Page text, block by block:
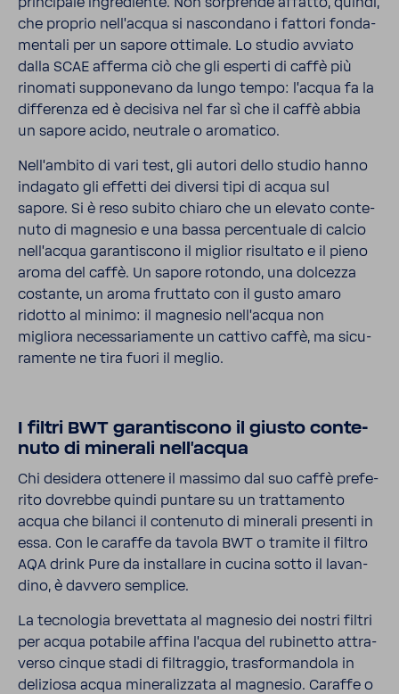
che proprio nell'acqua si nascon­dano i fattori fonda­
men­tali per un sapore otti­male. Lo studio avviato
dalla SCAE afferma ciò che gli esperti di caffè più
rino­mati suppo­ne­vano da lungo tempo: l'acqua fa la
diffe­renza ed è deci­siva nel far sì che il caffè abbia
un sapore acido, neutrale o aroma­tico.
Nell'am­bito di vari test, gli autori dello studio hanno
inda­gato gli effetti dei diversi tipi di acqua sul
sapore. Si è reso subito chiaro che un elevato conte­
nuto di magnesio e una bassa percen­tuale di calcio
nell'acqua garan­ti­scono il miglior risul­tato e il pieno
aroma del caffè. Un sapore rotondo, una dolcezza
costante, un aroma frut­tato con il gusto amaro
ridotto al minimo: il magnesio nell'acqua non
migliora neces­sa­ria­mente un cattivo caffè, ma sicu­
ra­mente ne tira fuori il meglio.
I filtri BWT garan­ti­scono il giusto conte­
nuto di mine­rali nell'acqua
Chi desi­dera otte­nere il massimo dal suo caffè prefe­
rito dovrebbe quindi puntare su un trat­ta­mento
acqua che bilanci il conte­nuto di mine­rali presenti in
essa. Con le caraffe da tavola BWT o tramite il filtro
AQA drink Pure da instal­lare in cucina sotto il lavan­
dino, è davvero semplice.
La tecno­logia brevet­tata al magnesio dei nostri filtri
per acqua pota­bile affina l'acqua del rubi­netto attra­
verso cinque stadi di filtraggio, trasfor­man­dola in
deli­ziosa acqua mine­ra­liz­zata al magnesio. Caraffe o